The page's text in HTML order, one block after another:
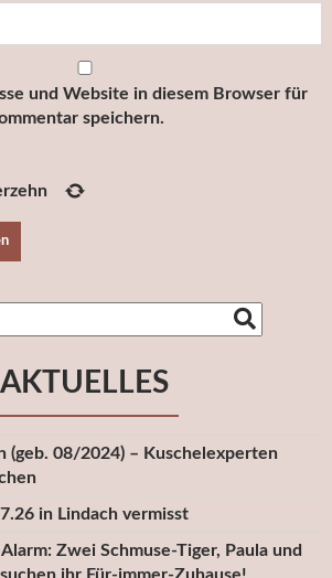
und Website in diesem Browser für
speichern.
AKTUELLES
(geb. 08/2024) – Kuschelexperten
in Lindach vermisst
Zwei Schmuse-Tiger, Paula und
ihr Für-immer-Zuhause!